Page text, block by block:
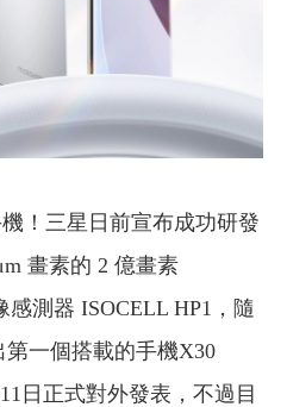
！三星日前宣布成功研發
畫素的 2 億畫素
感測器 ISOCELL HP1，隨
一個搭載的手機X30
日正式對外發表，不過目